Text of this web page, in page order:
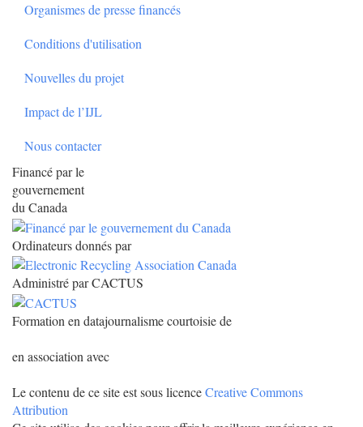
Organismes de presse financés
Conditions d'utilisation
Nouvelles du projet
Impact de l’IJL
Nous contacter
Financé par le
gouvernement
du Canada
Ordinateurs donnés par
Administré par CACTUS
Formation en datajournalisme courtoisie de
en association avec
Le contenu de ce site est sous licenceCreative Commons
Attribution